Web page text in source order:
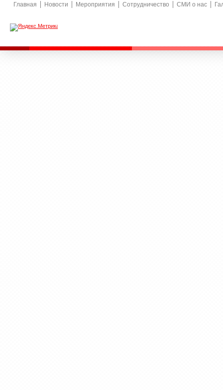
Главная Новости Мероприятия Сотрудничество СМИ о нас